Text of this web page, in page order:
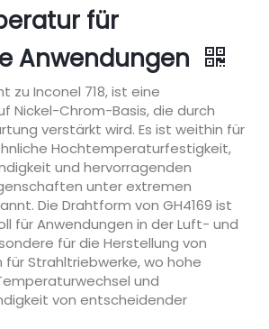
für
Anwendungen
zu Inconel 718, ist eine
Nickel-Chrom-Basis, die durch
verstärkt wird. Es ist weithin für
Hochtemperaturfestigkeit,
und hervorragenden
unter extremen
Die Drahtform von GH4169 ist
für Anwendungen in der Luft- und
für die Herstellung von
für Strahltriebwerke, wo hohe
und
von entscheidender